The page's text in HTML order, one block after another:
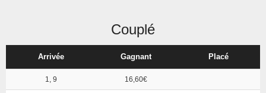
Couplé
Arrivée Gagnant Placé
1, 9 16,60€